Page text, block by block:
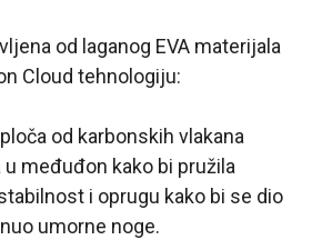
od laganog EVA materijala
Cloud tehnologiju:
od karbonskih vlakana
u međuđon kako bi pružila
i oprugu kako bi se dio
umorne noge.